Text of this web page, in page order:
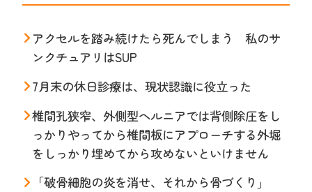
アクセルを踏み続けたら死んでしまう 私のサ
ンクチュアリはSUP
7月末の休日診療は、現状認識に役立った
椎間孔狭窄、外側型ヘルニアでは背側除圧をし
っかりやってから椎間板にアプローチする外堀
をしっかり埋めてから攻めないといけません
「破骨細胞の炎を消せ、それから骨づくり」